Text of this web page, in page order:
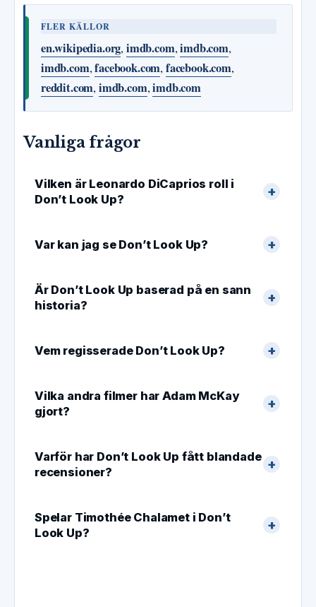
FLER KÄLLOR
en.wikipedia.org, imdb.com,imdb.com,
imdb.com,facebook.com, facebook.com,
reddit.com, imdb.com,imdb.com
Vanliga frågor
Vilken är Leonardo DiCaprios roll i
Don’t Look Up?
Var kan jag se Don’t Look Up?
Är Don’t Look Up baserad på en sann
historia?
Vem regisserade Don’t Look Up?
Vilka andra filmer har Adam McKay
gjort?
Varför har Don’t Look Up fått blandade
recensioner?
Spelar Timothée Chalamet i Don’t
Look Up?